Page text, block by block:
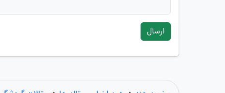
ارسال